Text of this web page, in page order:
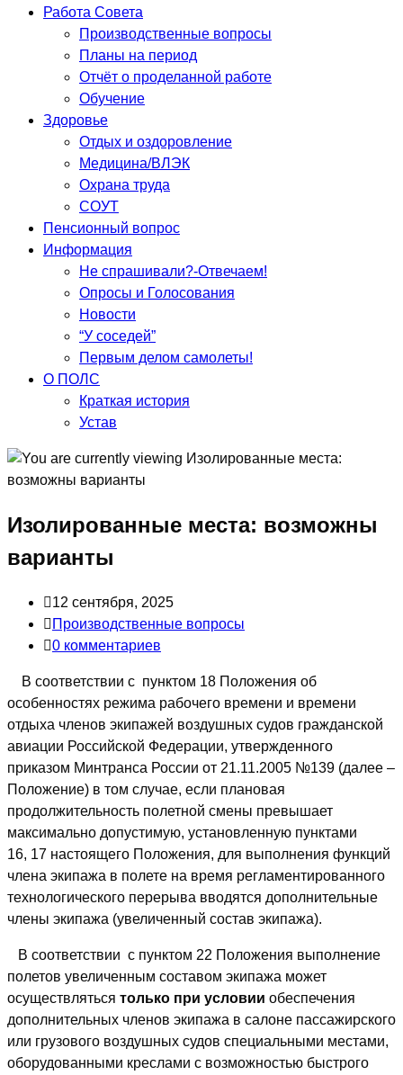
Работа Совета
Производственные вопросы
Планы на период
Отчёт о проделанной работе
Обучение
Здоровье
Отдых и оздоровление
Медицина/ВЛЭК
Охрана труда
СОУТ
Пенсионный вопрос
Информация
Не спрашивали?-Отвечаем!
Опросы и Голосования
Новости
“У соседей”
Первым делом самолеты!
О ПОЛС
Краткая история
Устав
Изолированные места: возможны
варианты
Запись
опубликована:
12 сентября, 2025
Post
category:
Производственные вопросы
Post
0 комментариев
В соответствии с пунктом 18 Положения об
особенностях режима рабочего времени и времени
отдыха членов экипажей воздушных судов гражданской
авиации Российской Федерации, утвержденного
приказом Минтранса России от 21.11.2005 №139 (далее –
Положение) в том случае, если плановая
продолжительность полетной смены превышает
максимально допустимую, установленную пунктами
16, 17 настоящего Положения, для выполнения функций
члена экипажа в полете на время регламентированного
технологического перерыва вводятся дополнительные
члены экипажа (увеличенный состав экипажа).
В соответствии с пунктом 22 Положения выполнение
полетов увеличенным составом экипажа может
осуществляться только при условии обеспечения
дополнительных членов экипажа в салоне пассажирского
или грузового воздушных судов специальными местами,
оборудованными креслами с возможностью быстрого